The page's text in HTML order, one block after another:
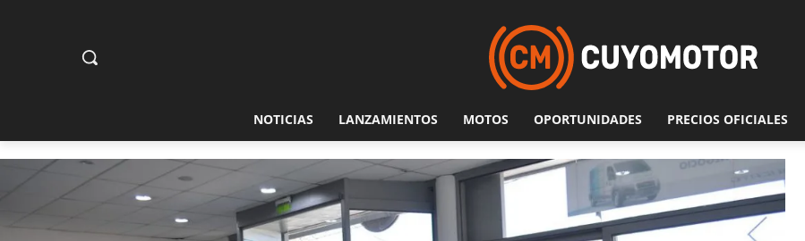
NOTICIAS LANZAMIENTOS MOTOS OPORTUNIDADES PRECIOS OFICIALES